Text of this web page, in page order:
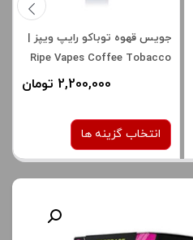
جویس قهوه توباکو رایپ ویپز |
Ripe Vapes Coffee Tobacco
2,200,000 تومان
انتخاب گزینه ها